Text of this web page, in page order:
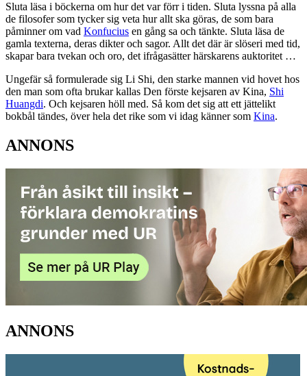
Sluta läsa i böckerna om hur det var förr i tiden. Sluta lyssna på alla
de filosofer som tycker sig veta hur allt ska göras, de som bara
påminner om vad Konfucius en gång sa och tänkte. Sluta läsa de
gamla texterna, deras dikter och sagor. Allt det där är slöseri med tid,
skapar bara tvekan och oro, det ifrågasätter härskarens auktoritet …
Ungefär så formulerade sig Li Shi, den starke mannen vid hovet hos
den man som ofta brukar kallas Den förste kejsaren av Kina, Shi
Huangdi. Och kejsaren höll med. Så kom det sig att ett jättelikt
bokbål tändes, över hela det rike som vi idag känner som Kina.
ANNONS
ANNONS